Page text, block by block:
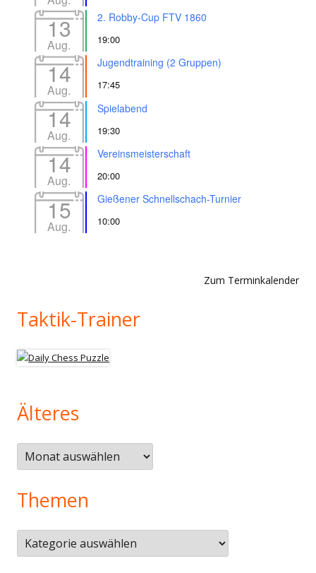
13
Aug.
2. Robby-Cup FTV 1860
19:00
14
Aug.
Jugendtraining (2 Gruppen)
17:45
14
Aug.
Spielabend
19:30
14
Aug.
Vereinsmeisterschaft
20:00
15
Aug.
Gießener Schnellschach-Turnier
10:00
Zum Terminkalender
Taktik-Trainer
Älteres
Älteres
Themen
Themen